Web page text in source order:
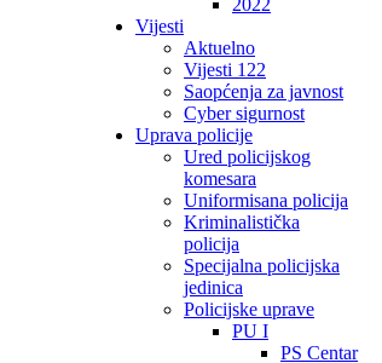
2022
Vijesti
Aktuelno
Vijesti 122
Saopćenja za javnost
Cyber sigurnost
Uprava policije
Ured policijskog
komesara
Uniformisana policija
Kriminalistička
policija
Specijalna policijska
jedinica
Policijske uprave
PU I
PS Centar